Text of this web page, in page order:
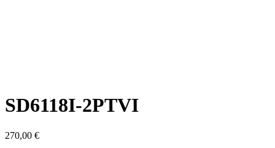
SD6118I-2PTVI
270,00 €